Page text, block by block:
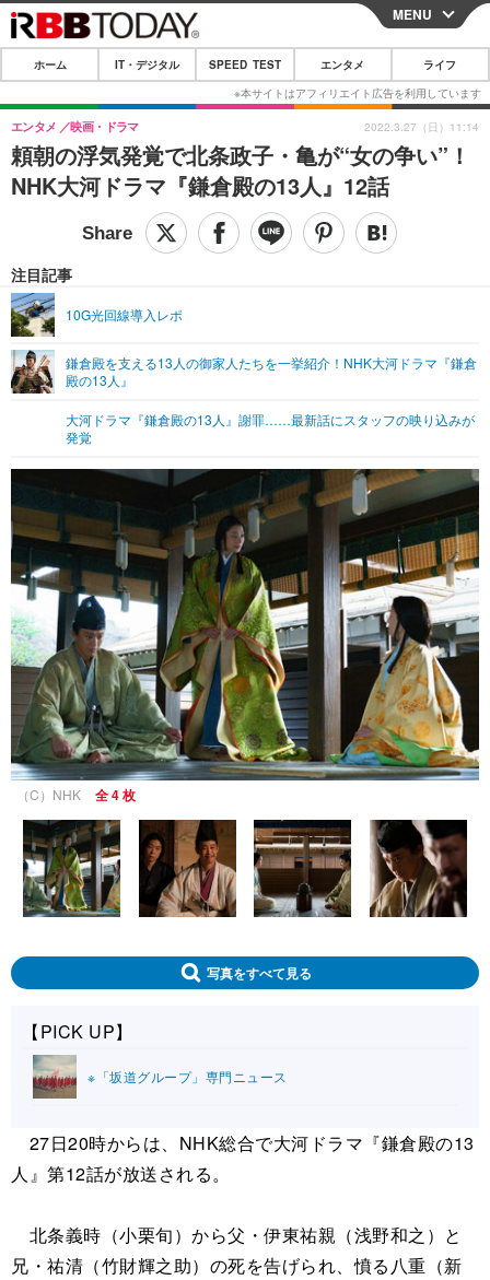
CLOSE
ホーム
IT・デジタル
IT・デジタルTOP スマートフォン
ショッピング その他
SPEED TEST
エンタメTOP 映画・ドラマ
グラビア
ショッピング その他
ライフTOP
その他
リリース一覧
プッシュ通知の停止方法
MENU
ホーム IT・デジタル SPEED TEST エンタメ ライフ
頼朝の浮気発覚で北条政子・亀が“女の争い”！
NHK大河ドラマ『鎌倉殿の13人』12話
エンタメ 映画・ドラマ
注目記事
10G光回線導入レポ
鎌倉殿を支える13人の御家人たちを一挙紹介！NHK大河ドラマ『鎌倉
殿の13人』
大河ドラマ『鎌倉殿の13人』謝罪……最新話にスタッフの映り込みが
発覚
2022.3.27（日）11:14
（C）NHK 全 4 枚
写真をすべて見る
【PICK UP】
※「坂道グループ」専門ニュース
27日20時からは、NHK総合で大河ドラマ『鎌倉殿の13
人』第12話が放送される。
北条義時（小栗旬）から父・伊東祐親（浅野和之）と
兄・祐清（竹財輝之助）の死を告げられ、憤る八重（新